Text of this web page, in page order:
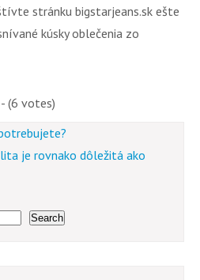
stránku bigstarjeans.sk ešte
kúsky oblečenia zo
(6 votes)
je rovnako dôležitá ako
Search